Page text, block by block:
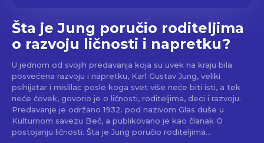
Šta je Jung poručio roditeljima
o razvoju ličnosti i napretku?
U jednom od svojih predavanja koja su uvek na kraju bila
posvećena razvoju i napretku, Karl Gustav Jung, veliki
psihijatar i mislilac posle koga svet više neće biti isti, a tek
neće čovek, govorio je o ličnosti, roditeljima, deci i razvoju.
Predavanje je održano 1932. pod nazivom Glas duše u
Kulturnom savezu Beč, a publikovano je kao članak O
postojanju ličnosti. Šta je Jung poručio roditeljima...